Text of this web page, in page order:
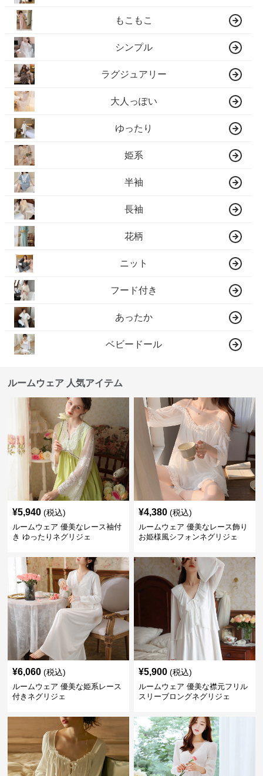
もこもこ
シンプル
ラグジュアリー
大人っぽい
ゆったり
姫系
半袖
長袖
花柄
ニット
フード付き
あったか
ベビードール
ルームウェア 人気アイテム
¥5,940 (税込)
ルームウェア 優美なレース袖付
き ゆったりネグリジェ
¥4,380 (税込)
ルームウェア 優美なレース飾り
お姫様風シフォンネグリジェ
¥6,060 (税込)
ルームウェア 優美な姫系レース
付きネグリジェ
¥5,900 (税込)
ルームウェア 優美な襟元フリル
スリーブロングネグリジェ